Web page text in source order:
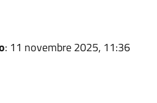
: 11 novembre 2025, 11:36